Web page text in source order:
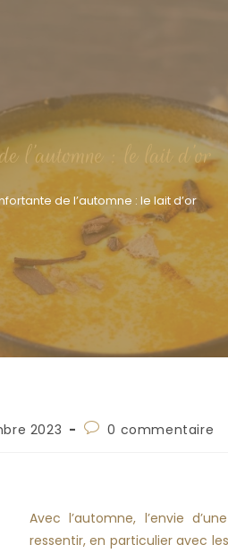
l’automne : le lait d’or
de l’automne : le lait d’or
2023 0 commentaire
Avec l’automne, l’envie
ressentir, en particulier avec